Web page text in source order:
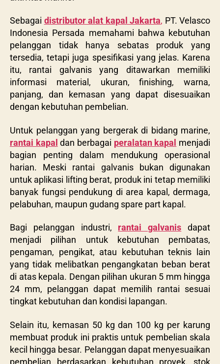
Sebagai distributor alat kapal Jakarta, PT. Velasco
Indonesia Persada memahami bahwa kebutuhan
pelanggan tidak hanya sebatas produk yang
tersedia, tetapi juga spesifikasi yang jelas. Karena
itu, rantai galvanis yang ditawarkan memiliki
informasi material, ukuran, finishing, warna,
panjang, dan kemasan yang dapat disesuaikan
dengan kebutuhan pembelian.
Untuk pelanggan yang bergerak di bidang marine,
rantai kapal dan berbagai peralatan kapal menjadi
bagian penting dalam mendukung operasional
harian. Meski rantai galvanis bukan digunakan
untuk aplikasi lifting berat, produk ini tetap memiliki
banyak fungsi pendukung di area kapal, dermaga,
pelabuhan, maupun gudang spare part kapal.
Bagi pelanggan industri, rantai galvanis dapat
menjadi pilihan untuk kebutuhan pembatas,
pengaman, pengikat, atau kebutuhan teknis lain
yang tidak melibatkan pengangkatan beban berat
di atas kepala. Dengan pilihan ukuran 5 mm hingga
24 mm, pelanggan dapat memilih rantai sesuai
tingkat kebutuhan dan kondisi lapangan.
Selain itu, kemasan 50 kg dan 100 kg per karung
membuat produk ini praktis untuk pembelian skala
kecil hingga besar. Pelanggan dapat menyesuaikan
pembelian berdasarkan kebutuhan proyek, stok